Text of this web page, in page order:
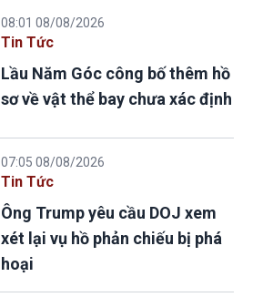
08:01 08/08/2026
Tin Tức
Lầu Năm Góc công bố thêm hồ
sơ về vật thể bay chưa xác định
07:05 08/08/2026
Tin Tức
Ông Trump yêu cầu DOJ xem
xét lại vụ hồ phản chiếu bị phá
hoại